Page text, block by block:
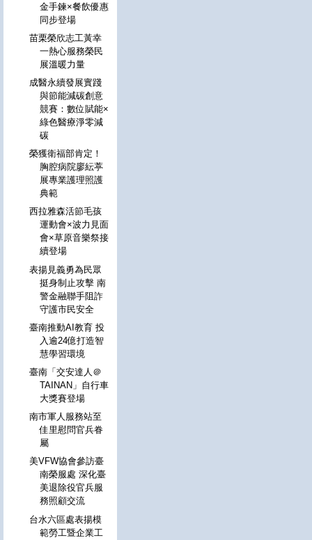
金手鍊×餐飲優惠
同步登場
苗栗榮欣志工黃幸
一熱心服務榮民
展溫暖力量
成醫永續發展實踐
與節能減碳創意
競賽：數位賦能×
綠色醫療淨零減
碳
榮獲衛福部肯定！
胸腔病院廖紜葶
展專業護理照護
典範
西拉雅森活節毛孩
運動會×波力見面
會×草原音樂祭接
續登場
表揚見義勇為民眾
挺身制止攻擊 南
警金融聯手阻詐
守護市民安全
臺南推動AI教育 投
入逾24億打造智
慧學習環境
臺南「交安達人＠
TAINAN」自行車
大獎賽登場
南市軍人服務站至
佳里慰問官兵眷
屬
美VFW協會參訪臺
南榮服處 深化臺
美退除役官兵服
務照顧交流
台水六區處表揚模
範勞工暨企業工